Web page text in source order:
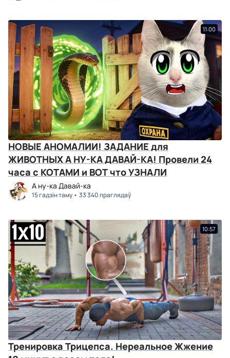
11:00
НОВЫЕ АНОМАЛИИ! ЗАДАНИЕ для
ЖИВОТНЫХ А НУ-КА ДАВАЙ-КА! Провели 24
часа с КОТАМИ и ВОТ что УЗНАЛИ
А ну-ка Давай-ка
15 гадзін таму 33 340 праглядаў
10:57
Тренировка Трицепса. Нереальное Жжение